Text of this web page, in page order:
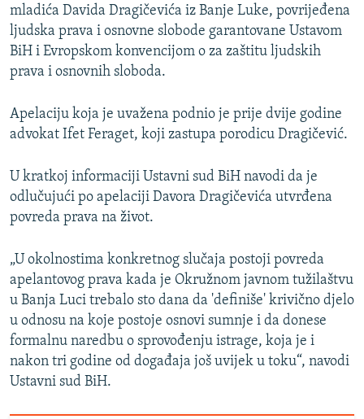
TRI DECENIJE OD RATA U BIH
SVE KARTE DEJTONA
NASTANAK I RASPAD JUGOSLAVIJE
mladića Davida Dragičevića iz Banje Luke, povrijeđena
ljudska prava i osnovne slobode garantovane Ustavom
BiH i Evropskom konvencijom o za zaštitu ljudskih
prava i osnovnih sloboda.
Apelaciju koja je uvažena podnio je prije dvije godine
advokat Ifet Feraget, koji zastupa porodicu Dragičević.
U kratkoj informaciji Ustavni sud BiH navodi da je
odlučujući po apelaciji Davora Dragičevića utvrđena
povreda prava na život.
„U okolnostima konkretnog slučaja postoji povreda
apelantovog prava kada je Okružnom javnom tužilaštvu
u Banja Luci trebalo sto dana da 'definiše' krivično djelo
u odnosu na koje postoje osnovi sumnje i da donese
formalnu naredbu o sprovođenju istrage, koja je i
nakon tri godine od događaja još uvijek u toku“, navodi
Ustavni sud BiH.